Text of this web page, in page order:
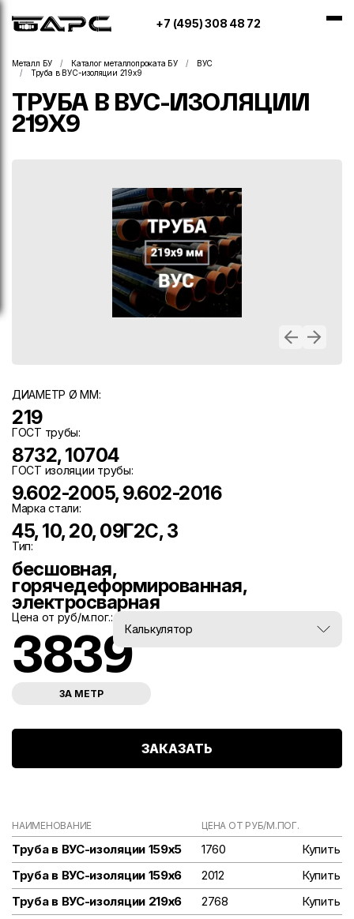
+7 (495) 308 48 72
Металл БУ Каталог металлопроката БУ
ВУС
Труба в ВУС-изоляции 219х9
ТРУБА В ВУС-ИЗОЛЯЦИИ
219Х9
ДИАМЕТР Ø ММ:
219
ГОСТ трубы:
8732, 10704
ГОСТ изоляции трубы:
9.602-2005, 9.602-2016
Марка стали:
45, 10, 20, 09Г2С, 3
Тип:
бесшовная,
горячедеформированная,
электросварная
Цена от руб/м.пог.:
3839
ЗА МЕТР
Калькулятор
Вес, тн:
ЗАКАЗАТЬ
НАИМЕНОВАНИЕ ЦЕНА ОТ РУБ/М.ПОГ.
Труба в ВУС-изоляции 159х5 1760
Купить
Труба в ВУС-изоляции 159х6
2012
Купить
Труба в ВУС-изоляции 219х6
2768
Купить